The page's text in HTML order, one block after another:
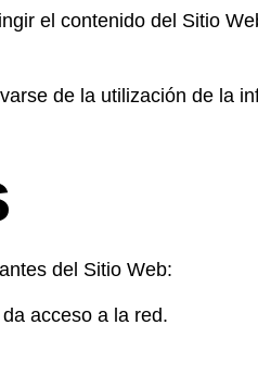
el contenido del Sitio
de la utilización de la
del Sitio Web:
acceso a la red.